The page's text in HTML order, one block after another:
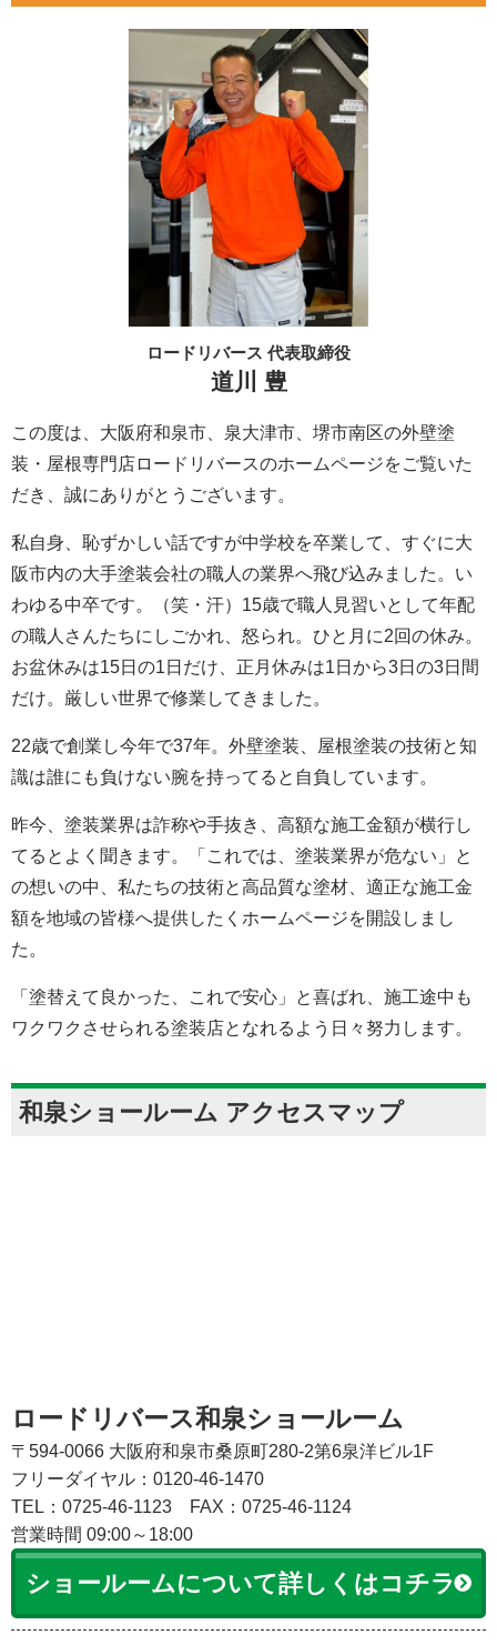
ロードリバース 代表取締役
道川 豊
この度は、大阪府和泉市、泉大津市、堺市南区の外壁塗
装・屋根専門店ロードリバースのホームページをご覧いた
だき、誠にありがとうございます。
私自身、恥ずかしい話ですが中学校を卒業して、すぐに大
阪市内の大手塗装会社の職人の業界へ飛び込みました。い
わゆる中卒です。（笑・汗）15歳で職人見習いとして年配
の職人さんたちにしごかれ、怒られ。ひと月に2回の休み。
お盆休みは15日の1日だけ、正月休みは1日から3日の3日間
だけ。厳しい世界で修業してきました。
22歳で創業し今年で37年。外壁塗装、屋根塗装の技術と知
識は誰にも負けない腕を持ってると自負しています。
昨今、塗装業界は詐称や手抜き、高額な施工金額が横行し
てるとよく聞きます。「これでは、塗装業界が危ない」と
の想いの中、私たちの技術と高品質な塗材、適正な施工金
額を地域の皆様へ提供したくホームページを開設しまし
た。
「塗替えて良かった、これで安心」と喜ばれ、施工途中も
ワクワクさせられる塗装店となれるよう日々努力します。
和泉ショールーム アクセスマップ
ロードリバース和泉ショールーム
〒594-0066 大阪府和泉市桑原町280-2第6泉洋ビル1F
フリーダイヤル：0120-46-1470
TEL：0725-46-1123
FAX：0725-46-1124
営業時間 09:00～18:00
ショールームについて詳しくはコチラ